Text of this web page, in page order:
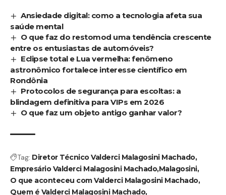
Ansiedade digital: como a tecnologia afeta sua
saúde mental
O que faz do restomod uma tendência crescente
entre os entusiastas de automóveis?
Eclipse total e Lua vermelha: fenômeno
astronômico fortalece interesse científico em
Rondônia
Protocolos de segurança para escoltas: a
blindagem definitiva para VIPs em 2026
O que faz um objeto antigo ganhar valor?
Tag: Diretor Técnico Valderci Malagosini Machado
Empresário Valderci Malagosini MachadoMalagosini
O que aconteceu com Valderci Malagosini Machado
Quem é Valderci Malagosini Machado